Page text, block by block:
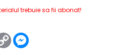
trebuie sa fii abonat!
Copy
Link